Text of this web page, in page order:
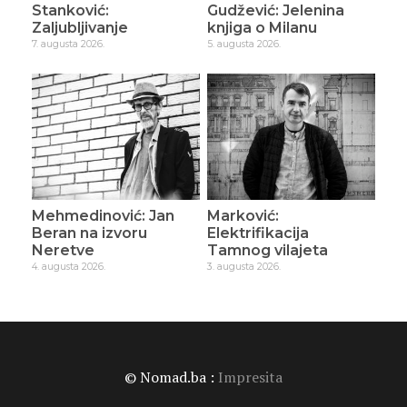
Stanković:
Zaljubljivanje
7. augusta 2026.
Gudžević: Jelenina
knjiga o Milanu
5. augusta 2026.
Mehmedinović: Jan
Beran na izvoru
Neretve
4. augusta 2026.
Marković:
Elektrifikacija
Tamnog vilajeta
3. augusta 2026.
© Nomad.ba : Impresita